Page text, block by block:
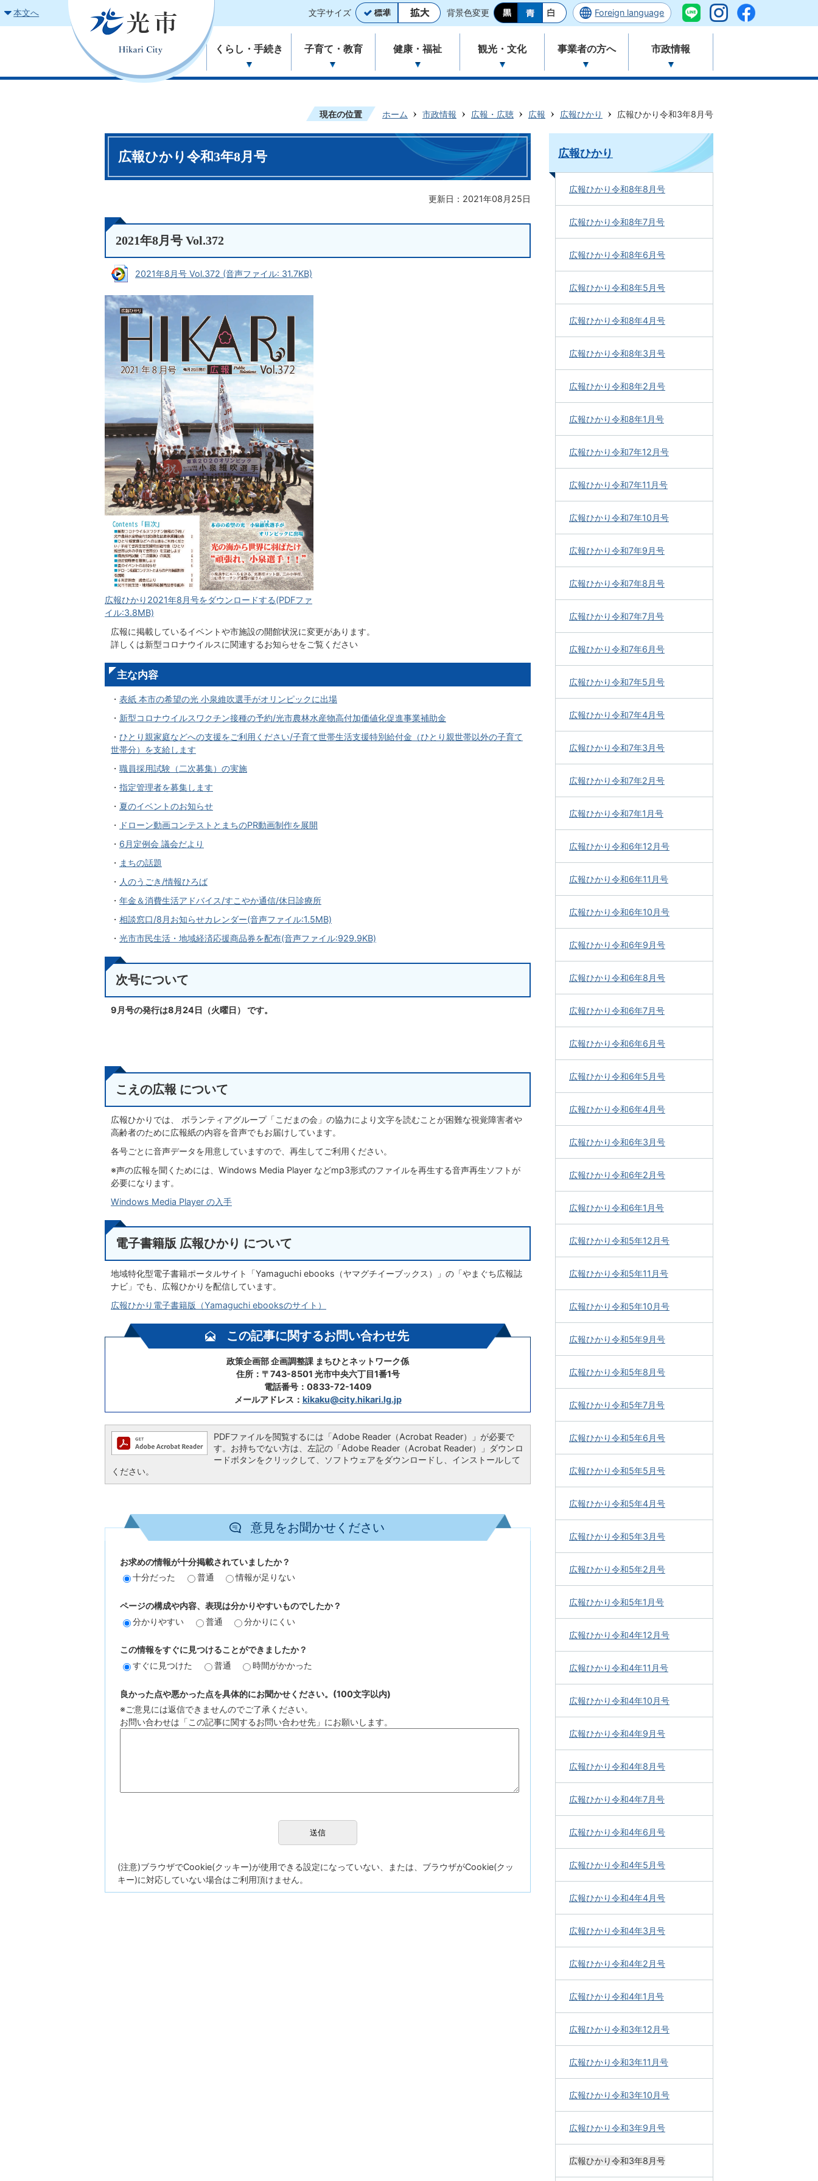
本文へ 文字サイズ 背景色変更 Foreign language
くらし・手続き 子育て・教育 健康・福祉 観光・文化 事業者の方へ 市政情報
現在の位置 ホーム 市政情報 広報・広聴 広報 広報ひかり 広報ひかり令和3年8月号
広報ひかり令和3年8月号
更新日：2021年08月25日
2021年8月号 Vol.372
2021年8月号 Vol.372 (音声ファイル: 31.7KB)
広報ひかり2021年8月号をダウンロードする(PDFファ
イル:3.8MB)
広報に掲載しているイベントや市施設の開館状況に変更があります。
詳しくは新型コロナウイルスに関連するお知らせをご覧ください
主な内容
・ 表紙 本市の希望の光 小泉維吹選手がオリンピックに出場
・ 新型コロナウイルスワクチン接種の予約/光市農林水産物高付加価値化促進事業補助金
・ ひとり親家庭などへの支援をご利用ください/子育て世帯生活支援特別給付金（ひとり親世帯以外の子育て
世帯分）を支給します
・ 職員採用試験（二次募集）の実施
・ 指定管理者を募集します
・ 夏のイベントのお知らせ
・ ドローン動画コンテストとまちのPR動画制作を展開
・ 6月定例会 議会だより
・ まちの話題
・ 人のうごき/情報ひろば
・ 年金＆消費生活アドバイス/すこやか通信/休日診療所
・ 相談窓口/8月お知らせカレンダー(音声ファイル:1.5MB)
・ 光市市民生活・地域経済応援商品券を配布(音声ファイル:929.9KB)
次号について
9月号の発行は8月24日（火曜日） です。
こえの広報 について
広報ひかりでは、 ボランティアグループ「こだまの会」の協力により文字を読むことが困難な視覚障害者や
高齢者のために広報紙の内容を音声でもお届けしています。
各号ごとに音声データを用意していますので、再生してご利用ください。
※声の広報を聞くためには、Windows Media Player などmp3形式のファイルを再生する音声再生ソフトが
必要になります。
Windows Media Player の入手
電子書籍版 広報ひかり について
地域特化型電子書籍ポータルサイト「Yamaguchi ebooks（ヤマグチイーブックス）」の「やまぐち広報誌
ナビ」でも、広報ひかりを配信しています。
広報ひかり電子書籍版（Yamaguchi ebooksのサイト）
この記事に関するお問い合わせ先
政策企画部 企画調整課 まちひとネットワーク係
住所：〒743-8501 光市中央六丁目1番1号
電話番号：0833-72-1409
メールアドレス： kikaku@city.hikari.lg.jp
PDFファイルを閲覧するには「Adobe Reader（Acrobat Reader）」が必要で
す。お持ちでない方は、左記の「Adobe Reader（Acrobat Reader）」ダウンロ
ードボタンをクリックして、ソフトウェアをダウンロードし、インストールして
ください。
意見をお聞かせください
お求めの情報が十分掲載されていましたか？
十分だった
普通 情報が足りない
ページの構成や内容、表現は分かりやすいものでしたか？
分かりやすい
普通 分かりにくい
この情報をすぐに見つけることができましたか？
すぐに見つけた
普通 時間がかかった
良かった点や悪かった点を具体的にお聞かせください。(100文字以内)
※ご意見には返信できませんのでご了承ください。
お問い合わせは「この記事に関するお問い合わせ先」にお願いします。
(注意)ブラウザでCookie(クッキー)が使用できる設定になっていない、または、ブラウザがCookie(クッ
キー)に対応していない場合はご利用頂けません。
広報ひかり
広報ひかり令和8年8月号
広報ひかり令和8年7月号
広報ひかり令和8年6月号
広報ひかり令和8年5月号
広報ひかり令和8年4月号
広報ひかり令和8年3月号
広報ひかり令和8年2月号
広報ひかり令和8年1月号
広報ひかり令和7年12月号
広報ひかり令和7年11月号
広報ひかり令和7年10月号
広報ひかり令和7年9月号
広報ひかり令和7年8月号
広報ひかり令和7年7月号
広報ひかり令和7年6月号
広報ひかり令和7年5月号
広報ひかり令和7年4月号
広報ひかり令和7年3月号
広報ひかり令和7年2月号
広報ひかり令和7年1月号
広報ひかり令和6年12月号
広報ひかり令和6年11月号
広報ひかり令和6年10月号
広報ひかり令和6年9月号
広報ひかり令和6年8月号
広報ひかり令和6年7月号
広報ひかり令和6年6月号
広報ひかり令和6年5月号
広報ひかり令和6年4月号
広報ひかり令和6年3月号
広報ひかり令和6年2月号
広報ひかり令和6年1月号
広報ひかり令和5年12月号
広報ひかり令和5年11月号
広報ひかり令和5年10月号
広報ひかり令和5年9月号
広報ひかり令和5年8月号
広報ひかり令和5年7月号
広報ひかり令和5年6月号
広報ひかり令和5年5月号
広報ひかり令和5年4月号
広報ひかり令和5年3月号
広報ひかり令和5年2月号
広報ひかり令和5年1月号
広報ひかり令和4年12月号
広報ひかり令和4年11月号
広報ひかり令和4年10月号
広報ひかり令和4年9月号
広報ひかり令和4年8月号
広報ひかり令和4年7月号
広報ひかり令和4年6月号
広報ひかり令和4年5月号
広報ひかり令和4年4月号
広報ひかり令和4年3月号
広報ひかり令和4年2月号
広報ひかり令和4年1月号
広報ひかり令和3年12月号
広報ひかり令和3年11月号
広報ひかり令和3年10月号
広報ひかり令和3年9月号
広報ひかり令和3年8月号